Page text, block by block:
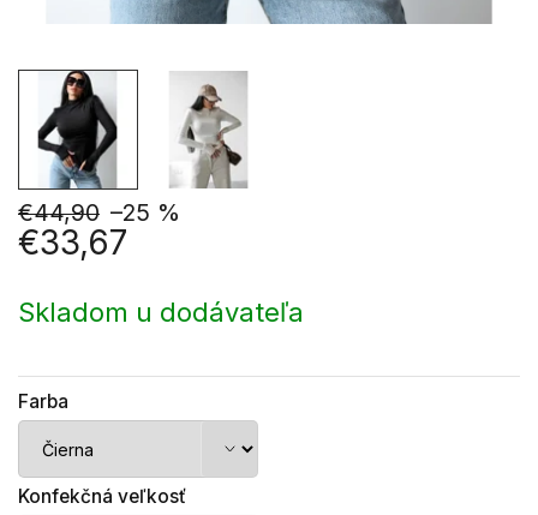
€44,90 –25 %
€33,67
cena:
Skladom u dodávateľa
Farba
Konfekčná veľkosť